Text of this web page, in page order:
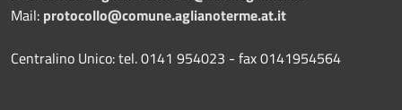
Mail: protocollo@comune.aglianoterme.at.it
Centralino Unico: tel. 0141 954023 - fax 0141954564